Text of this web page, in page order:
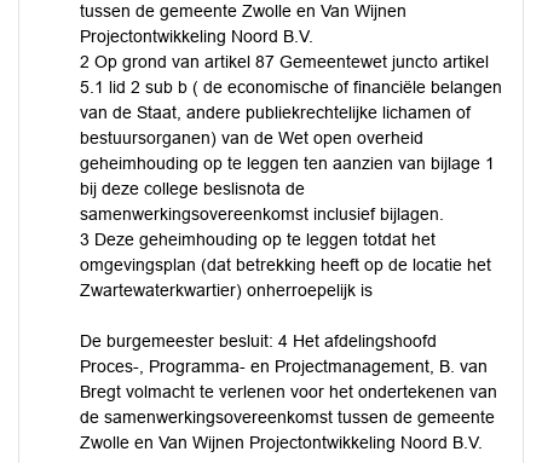
tussen de gemeente Zwolle en Van Wijnen
Projectontwikkeling Noord B.V.
2 Op grond van artikel 87 Gemeentewet juncto artikel
5.1 lid 2 sub b ( de economische of financiële belangen
van de Staat, andere publiekrechtelijke lichamen of
bestuursorganen) van de Wet open overheid
geheimhouding op te leggen ten aanzien van bijlage 1
bij deze college beslisnota de
samenwerkingsovereenkomst inclusief bijlagen.
3 Deze geheimhouding op te leggen totdat het
omgevingsplan (dat betrekking heeft op de locatie het
Zwartewaterkwartier) onherroepelijk is
De burgemeester besluit: 4 Het afdelingshoofd
Proces-, Programma- en Projectmanagement, B. van
Bregt volmacht te verlenen voor het ondertekenen van
de samenwerkingsovereenkomst tussen de gemeente
Zwolle en Van Wijnen Projectontwikkeling Noord B.V.